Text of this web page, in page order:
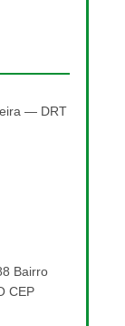
— DRT
Bairro
CEP